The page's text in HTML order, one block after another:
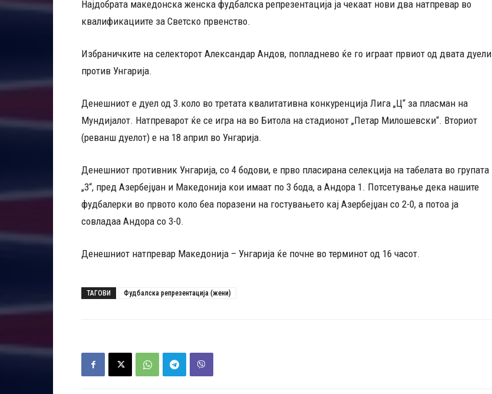
Најдобрата македонска женска фудбалска репрезентација ја чекаат нови два натпревар во
квалификациите за Светско првенство.
Избраничките на селекторот Александар Андов, попладнево ќе го играат првиот од двата дуели
против Унгарија.
Денешниот е дуел од 3.коло во третата квалитативна конкуренција Лига „Ц“ за пласман на
Мундијалот. Натпреварот ќе се игра на во Битола на стадионот „Петар Милошевски“. Вториот
(реванш дуелот) е на 18 април во Унгарија.
Денешниот противник Унгарија, со 4 бодови, е прво пласирана селекција на табелата во групата
„3“, пред Азербејџан и Македонија кои имаат по 3 бода, а Андора 1. Потсетување дека нашите
фудбалерки во првото коло беа поразени на гостувањето кај Азербејџан со 2-0, а потоа ја
совладаа Андора со 3-0.
Денешниот натпревар Македонија – Унгарија ќе почне во терминот од 16 часот.
ТАГОВИ Фудбалска репрезентација (жени)